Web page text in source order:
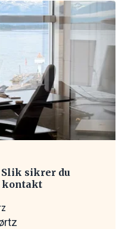
Slik sikrer du
kontakt